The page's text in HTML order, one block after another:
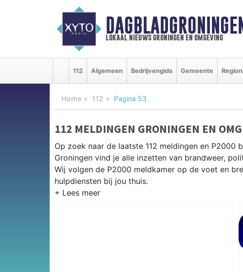
lokaal nieuws groningen en omgeving
112 Algemeen Bedrijvengids Gemeente
Home 112 Pagina 53
112 MELDINGEN GRONINGEN EN
Op zoek naar de laatste 112 meldingen en P2000
Groningen vind je alle inzetten van brandweer,
Wij volgen de P2000 meldkamer op de voet en
hulpdiensten bij jou thuis.
Van incidenten op de A7 en de A28 tot
en het Groningse centrum — onze redactie brengt